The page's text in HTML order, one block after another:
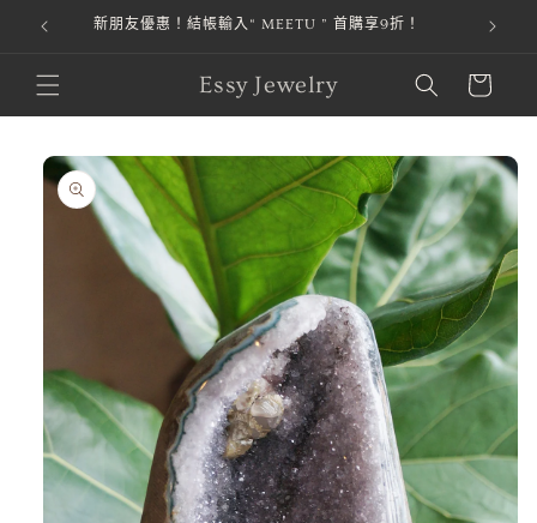
跳至內容
本站金流由 綠界科技 ECPay 提供，安全第一，購物才安心。
Essy Jewelry
物
車
略過產品
資訊